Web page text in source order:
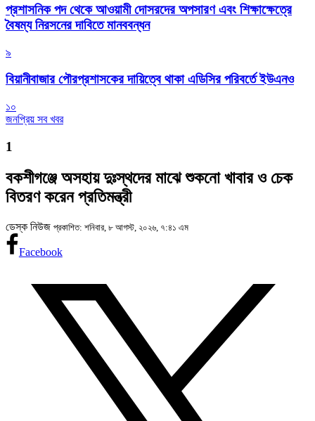
প্রশাসনিক পদ থেকে আওয়ামী দোসরদের অপসারণ এবং শিক্ষাক্ষেত্রে
বৈষম্য নিরসনের দাবিতে মানববন্ধন
৯
বিয়ানীবাজার পৌরপ্রশাসকের দায়িত্বে থাকা এডিসির পরিবর্তে ইউএনও
১০
জনপ্রিয় সব খবর
1
বকশীগঞ্জে অসহায় দুঃস্থদের মাঝে শুকনো খাবার ও চেক
বিতরণ করেন প্রতিমন্ত্রী
ডেস্ক নিউজ প্রকাশিত: শনিবার, ৮ আগস্ট, ২০২৬, ৭:৪১ এম
Facebook